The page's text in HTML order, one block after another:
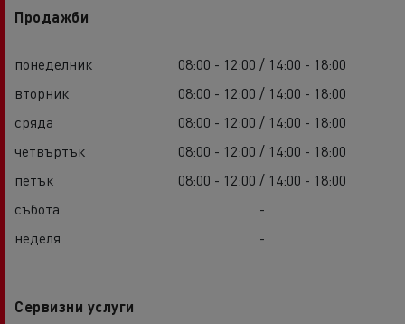
Продажби
понеделник
08:00 - 12:00 / 14:00 - 18:00
вторник
08:00 - 12:00 / 14:00 - 18:00
сряда
08:00 - 12:00 / 14:00 - 18:00
четвъртък
08:00 - 12:00 / 14:00 - 18:00
петък
08:00 - 12:00 / 14:00 - 18:00
събота
-
неделя
-
Сервизни услуги